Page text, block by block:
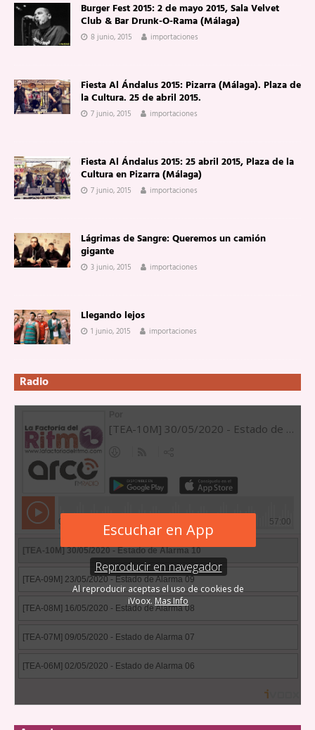
Burger Fest 2015: 2 de mayo 2015, Sala Velvet
Club & Bar Drunk-O-Rama (Málaga)
8 junio, 2015 importaciones
Fiesta Al Ándalus 2015: Pizarra (Málaga). Plaza de
la Cultura. 25 de abril 2015.
7 junio, 2015 importaciones
Fiesta Al Ándalus 2015: 25 abril 2015, Plaza de la
Cultura en Pizarra (Málaga)
7 junio, 2015 importaciones
Lágrimas de Sangre: Queremos un camión
gigante
3 junio, 2015 importaciones
Llegando lejos
1 junio, 2015 importaciones
Radio